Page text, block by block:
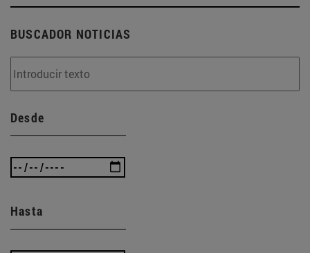
BUSCADOR NOTICIAS
Desde
Hasta